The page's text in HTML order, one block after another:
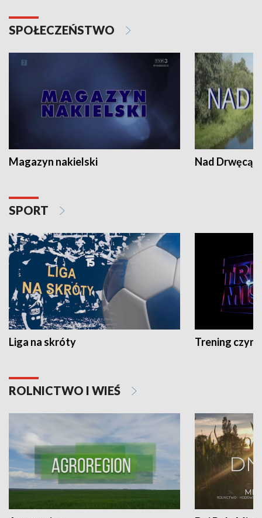
SPOŁECZEŃSTWO
Magazyn nakielski Nad Drwęcą
SPORT
Liga na skróty Trening czyni
ROLNICTWO I WIEŚ